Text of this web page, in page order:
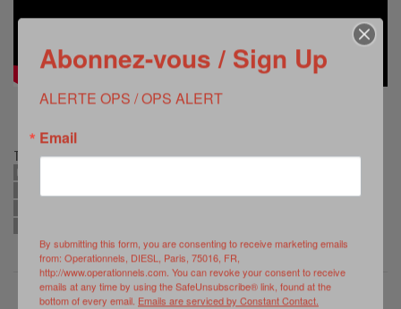
TAGS:
CLEOPATRA 2019
Abonnez-vous / Sign Up
ALERTE OPS / OPS ALERT
Email
By submitting this form, you are consenting to receive marketing emails
from: Operationnels, DIESL, Paris, 75016, FR,
http://www.operationnels.com. You can revoke your consent to receive
emails at any time by using the SafeUnsubscribe® link, found at the
bottom of every email. Emails are serviced by Constant Contact.